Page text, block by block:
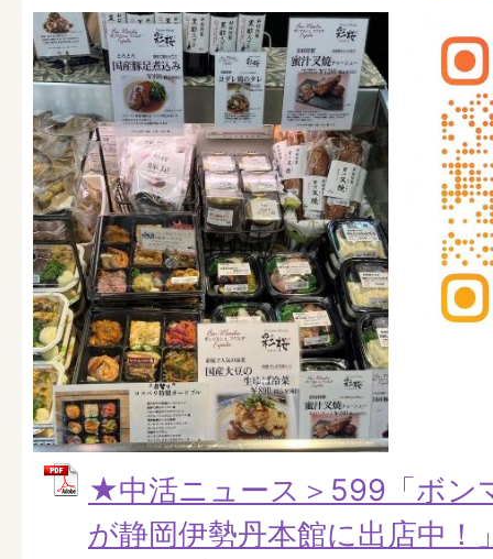
★中活ニュース＞599「ボン
が静岡伊勢丹本館に出店中！